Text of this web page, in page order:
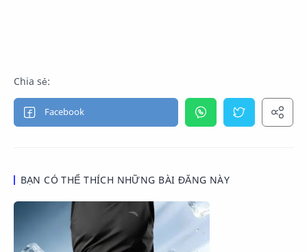
BẠN CÓ THỂ THÍCH NHỮNG BÀI ĐĂNG NÀY